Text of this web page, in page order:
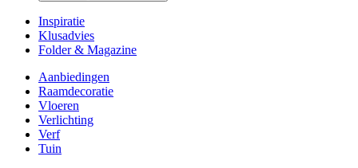
Inspiratie
Klusadvies
Folder & Magazine
Aanbiedingen
Raamdecoratie
Vloeren
Verlichting
Verf
Tuin